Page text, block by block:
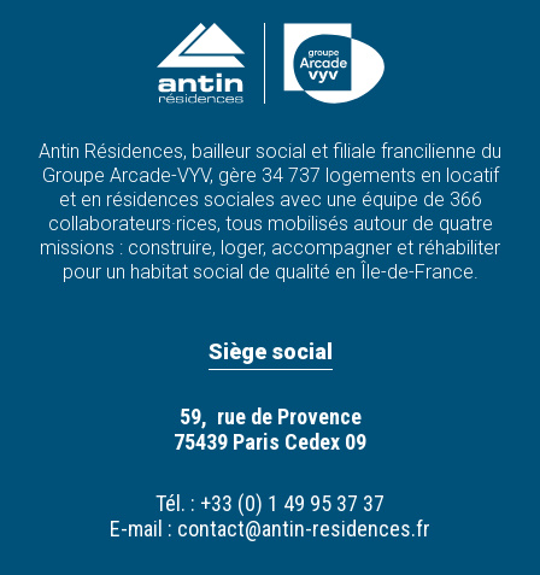
Antin Résidences, bailleur social et filiale francilienne du
Groupe Arcade-VYV, gère 34 737 logements en locatif
et en résidences sociales avec une équipe de 366
collaborateurs·rices, tous mobilisés autour de quatre
missions : construire, loger, accompagner et réhabiliter
pour un habitat social de qualité en Île-de-France.
Siège social
59, rue de Provence
75439 Paris Cedex 09
Tél. : +33 (0) 1 49 95 37 37
E-mail : contact@antin-residences.fr